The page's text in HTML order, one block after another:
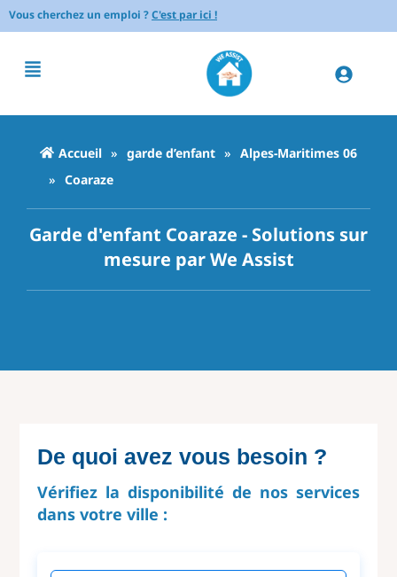
Vous cherchez un emploi ?C'est par ici !
Accueil » garde d’enfant » Alpes-Maritimes 06
» Coaraze
Garde d'enfant Coaraze - Solutions sur
mesure par We Assist
De quoi avez vous besoin ?
Vérifiez la disponibilité de nos services
dans votre ville :